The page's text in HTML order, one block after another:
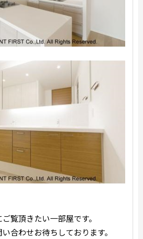
覧頂きたい一部屋です。
合わせお待ちしております。